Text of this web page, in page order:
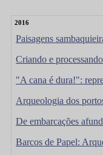
2016
Paisagens
Criando e
"A cana é dura!":
Arqueologia dos
De embarcações
Barcos de Papel: